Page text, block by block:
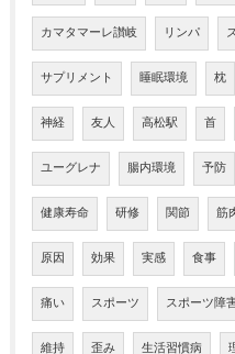
カマタマーレ讃岐 リンパ
サプリメント 睡眠環境 枕
神経 友人 高松駅 首
ユーグレナ 腸内環境 予防
健康寿命 研修 関節 筋
原因 効果 実感 食事
痛い スポーツ スポーツ障
維持 歪み 生活習慣病